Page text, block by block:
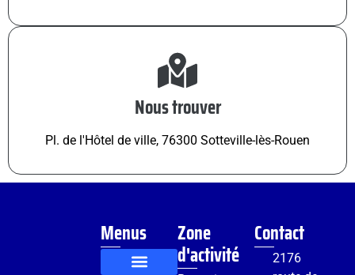
Nous trouver
Pl. de l'Hôtel de ville, 76300 Sotteville-lès-Rouen
Menus Zone
d'activité
Contact
2176